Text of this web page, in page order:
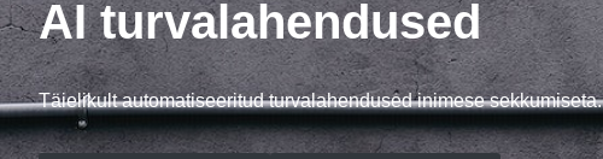
AI turvalahendused
Täielikult automatiseeritud turvalahendused inimese sekkumiseta.